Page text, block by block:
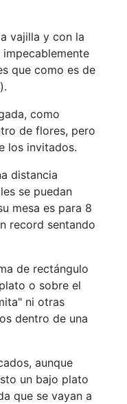
vajilla y con la
que como es de
como
de flores, pero
los invitados.
distancia
se puedan
mesa es para 8
record sentando
de rectángulo
o sobre el
ni otras
dentro de una
aunque
un bajo plato
que se vayan a